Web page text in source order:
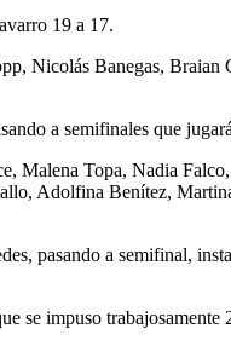
19 a 17.
Nicolás Banegas,
a semifinales que
Malena Topa, Nadia
Adolfina Benítez,
pasando a semifinal,
se impuso trabajosamente